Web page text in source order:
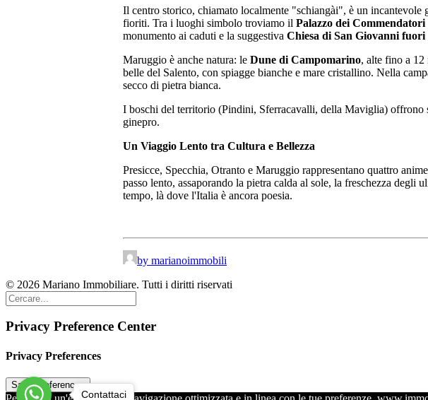
Il centro storico, chiamato localmente "schiangài", è un
fioriti. Tra i luoghi simbolo troviamo il Palazzo dei Commendatori
monumento ai caduti e la suggestiva Chiesa di San Giovanni fuori
Maruggio è anche natura: le Dune di Campomarino, alte fino a 12
belle del Salento, con spiagge bianche e mare cristallino. Nella
secco di pietra bianca.
I boschi del territorio (Pindini, Sferracavalli, della Maviglia) offrono
ginepro.
Un Viaggio Lento tra Cultura e Bellezza
Presicce, Specchia, Otranto e Maruggio rappresentano quattro
passo lento, assaporando la pietra calda al sole, la freschezza
tempo, là dove l'Italia è ancora poesia.
by marianoimmobili
© 2026 Mariano Immobiliare. Tutti i diritti riservati
Privacy Preference Center
Privacy Preferences
Contattaci